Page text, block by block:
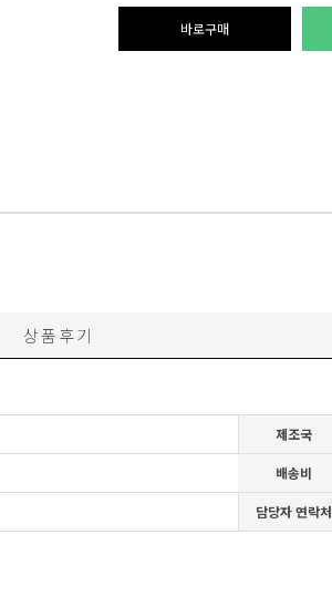
바로구매
상품후기
제조국
배송비
담당자 연락처